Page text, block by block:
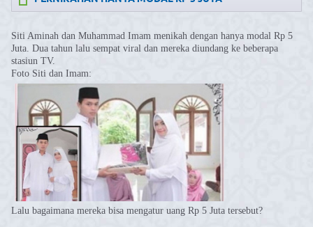
Siti Aminah dan Muhammad Imam menikah dengan hanya modal Rp 5
Juta. Dua tahun lalu sempat viral dan mereka diundang ke beberapa
stasiun TV.
Foto Siti dan Imam:
Lalu bagaimana mereka bisa mengatur uang Rp 5 Juta tersebut?